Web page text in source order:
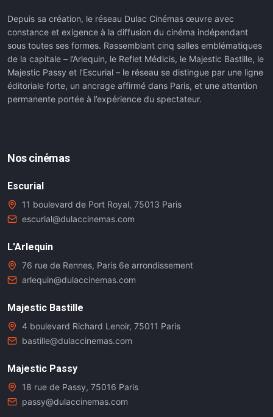
Depuis sa création, le réseau Dulac Cinémas œuvre avec
constance et exigence à la diffusion du cinéma indépendant
sous toutes ses formes. Rassemblant cinq salles emblématiques
de la capitale – l’Arlequin, le Reflet Médicis, le Majestic Bastille, le
Majestic Passy et l’Escurial – le réseau se distingue par une ligne
éditoriale forte, un ancrage affirmé dans Paris, et une attention
permanente portée à l’expérience du spectateur.
Nos cinémas
Escurial
11 boulevard de Port Royal, 75013 Paris
escurial@dulaccinemas.com
L'Arlequin
76 rue de Rennes, Paris 6e arrondissement
arlequin@dulaccinemas.com
Majestic Bastille
4 boulevard Richard Lenoir, 75011 Paris
bastille@dulaccinemas.com
Majestic Passy
18 rue de Passy, 75016 Paris
passy@dulaccinemas.com